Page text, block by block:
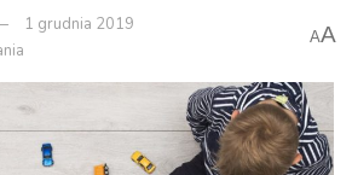
1 grudnia 2019
AA